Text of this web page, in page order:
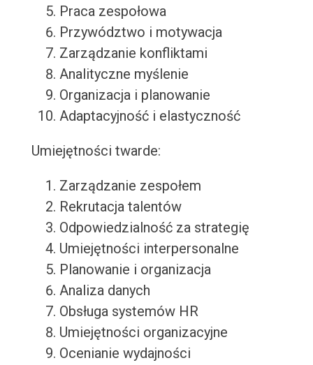
Praca zespołowa
Przywództwo i motywacja
Zarządzanie konfliktami
Analityczne myślenie
Organizacja i planowanie
Adaptacyjność i elastyczność
Umiejętności twarde:
Zarządzanie zespołem
Rekrutacja talentów
Odpowiedzialność za strategię
Umiejętności interpersonalne
Planowanie i organizacja
Analiza danych
Obsługa systemów HR
Umiejętności organizacyjne
Ocenianie wydajności